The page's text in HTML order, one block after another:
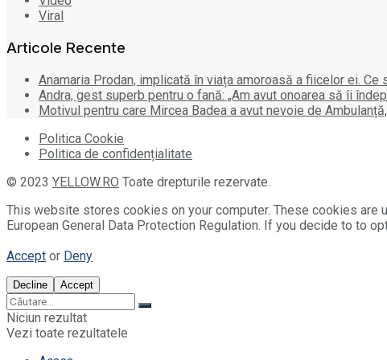
Viral
Articole Recente
Anamaria Prodan, implicată în viața amoroasă a fiicelor ei. Ce
Andra, gest superb pentru o fană: „Am avut onoarea să îi
Motivul pentru care Mircea Badea a avut nevoie de
Politica Cookie
Politica de confidențialitate
© 2023 YELLOW.RO Toate drepturile rezervate.
This website stores cookies on your computer. These cookies are
European General Data Protection Regulation. If you decide to to
Accept or Deny
Decline Accept
Niciun rezultat
Vezi toate rezultatele